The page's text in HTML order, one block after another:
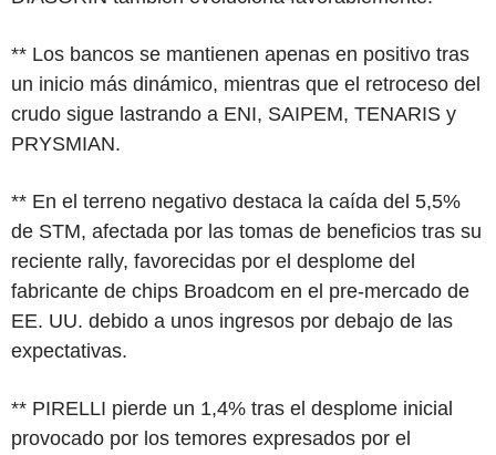
** Los bancos se mantienen apenas en positivo tras
un inicio más dinámico, mientras que el retroceso del
crudo sigue lastrando a ENI, SAIPEM, TENARIS y
PRYSMIAN.
** En el terreno negativo destaca la caída del 5,5%
de STM, afectada por las tomas de beneficios tras su
reciente rally, favorecidas por el desplome del
fabricante de chips Broadcom en el pre-mercado de
EE. UU. debido a unos ingresos por debajo de las
expectativas.
** PIRELLI pierde un 1,4% tras el desplome inicial
provocado por los temores expresados por el